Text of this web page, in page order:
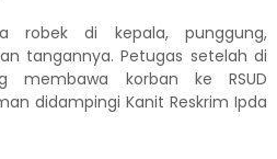
robek di kepala, punggung,
tangannya. Petugas setelah di
membawa korban ke RSUD
didampingi Kanit Reskrim Ipda